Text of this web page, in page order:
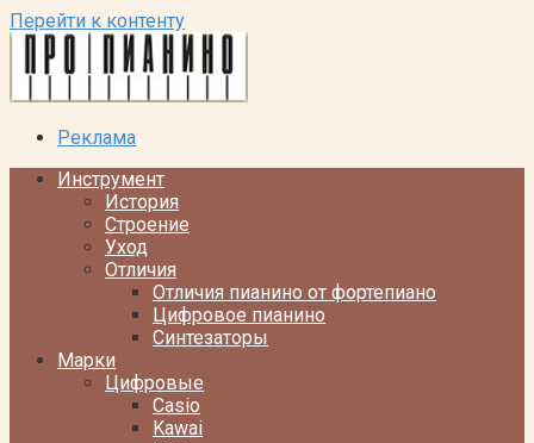
Перейти к контенту
Реклама
Инструмент
История
Строение
Уход
Отличия
Отличия пианино от фортепиано
Цифровое пианино
Синтезаторы
Марки
Цифровые
Casio
Kawai